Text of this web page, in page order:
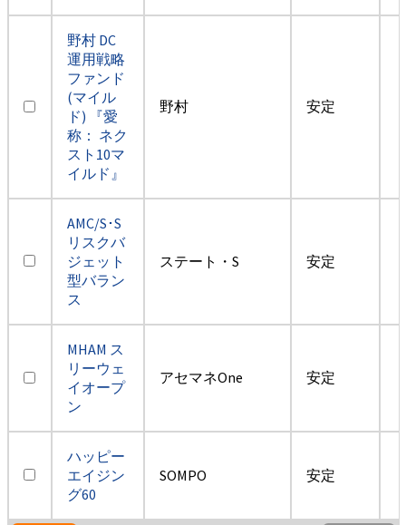
野村 DC
運用戦略
ファンド
(マイル
ド) 『愛
称： ネク
スト10マ
イルド』
野村 安定
AMC/S･S
リスクバ
ジェット
型バラン
ス
ステート・S 安定
MHAM ス
リーウェ
イオープ
ン
アセマネOne 安定
ハッピー
エイジン
グ60
SOMPO 安定